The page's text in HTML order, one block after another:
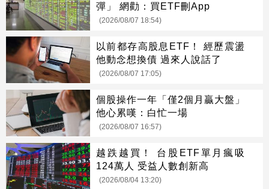
彈」 網勸：買ETF刪App
(2026/08/07 18:54)
以前都存高股息ETF！ 經歷震盪
他動念想換債 過來人說話了
(2026/08/07 17:05)
個股操作一年「僅2個月贏大盤」
他心累嘆：白忙一場
(2026/08/07 16:57)
越跌越買！ 台股ETF單月瘋吸
124萬人 受益人數創新高
(2026/08/04 13:20)